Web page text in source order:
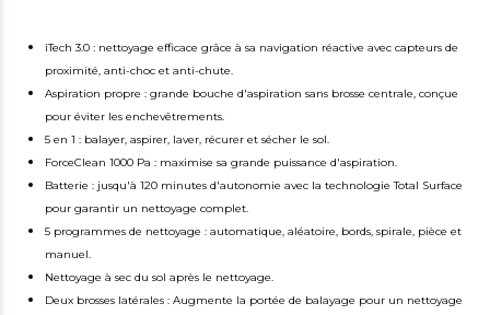
iTech 3.0 : nettoyage efficace grâce à sa navigation réactive avec capteurs de
proximité, anti-choc et anti-chute.
Aspiration propre : grande bouche d'aspiration sans brosse centrale, conçue
pour éviter les enchevêtrements.
5 en 1 : balayer, aspirer, laver, récurer et sécher le sol.
ForceClean 1000 Pa : maximise sa grande puissance d'aspiration.
Batterie : jusqu'à 120 minutes d'autonomie avec la technologie Total Surface
pour garantir un nettoyage complet.
5 programmes de nettoyage : automatique, aléatoire, bords, spirale, pièce et
manuel.
Nettoyage à sec du sol après le nettoyage.
Deux brosses latérales : Augmente la portée de balayage pour un nettoyage